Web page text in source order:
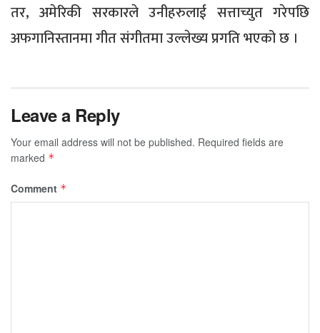
तर, अमेरिकी सरकारले उनीहरुलाई सत्ताच्युत गरेपछि
अफगानिस्तानमा गीत संगीतमा उल्लेख्य प्रगति भएको छ ।
Leave a Reply
Your email address will not be published. Required fields are
marked *
Comment *